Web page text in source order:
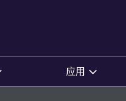
应用